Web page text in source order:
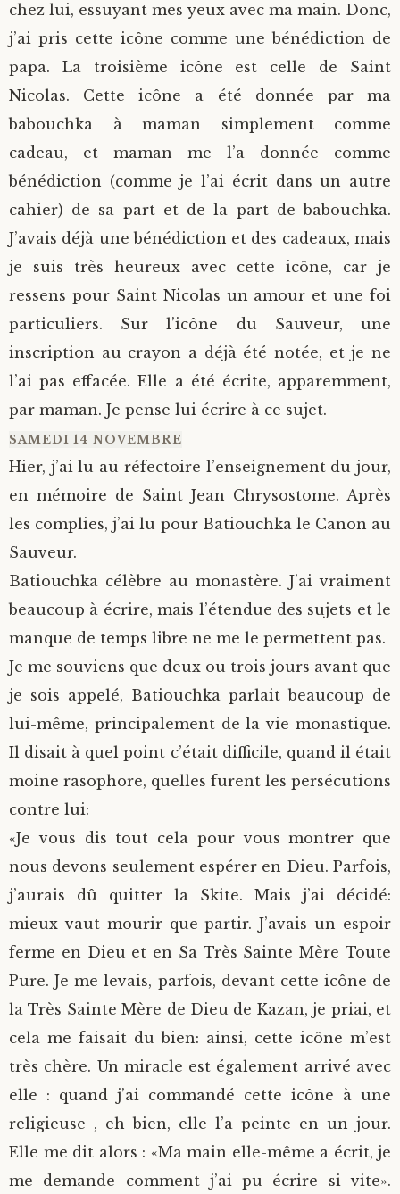
chez lui, essuyant mes yeux avec ma main. Donc,
j’ai pris cette icône comme une bénédiction de
papa. La troisième icône est celle de Saint
Nicolas. Cette icône a été donnée par ma
babouchka à maman simplement comme
cadeau, et maman me l’a donnée comme
bénédiction (comme je l’ai écrit dans un autre
cahier) de sa part et de la part de babouchka.
J’avais déjà une bénédiction et des cadeaux, mais
je suis très heureux avec cette icône, car je
ressens pour Saint Nicolas un amour et une foi
particuliers. Sur l’icône du Sauveur, une
inscription au crayon a déjà été notée, et je ne
l’ai pas effacée. Elle a été écrite, apparemment,
par maman. Je pense lui écrire à ce sujet.
SAMEDI 14 NOVEMBRE
Hier, j’ai lu au réfectoire l’enseignement du jour,
en mémoire de Saint Jean Chrysostome. Après
les complies, j’ai lu pour Batiouchka le Canon au
Sauveur.
Batiouchka célèbre au monastère. J’ai vraiment
beaucoup à écrire, mais l’étendue des sujets et le
manque de temps libre ne me le permettent pas.
Je me souviens que deux ou trois jours avant que
je sois appelé, Batiouchka parlait beaucoup de
lui-même, principalement de la vie monastique.
Il disait à quel point c’était difficile, quand il était
moine rasophore, quelles furent les persécutions
contre lui:
«Je vous dis tout cela pour vous montrer que
nous devons seulement espérer en Dieu. Parfois,
j’aurais dû quitter la Skite. Mais j’ai décidé:
mieux vaut mourir que partir. J’avais un espoir
ferme en Dieu et en Sa Très Sainte Mère Toute
Pure. Je me levais, parfois, devant cette icône de
la Très Sainte Mère de Dieu de Kazan, je priai, et
cela me faisait du bien: ainsi, cette icône m’est
très chère. Un miracle est également arrivé avec
elle : quand j’ai commandé cette icône à une
religieuse , eh bien, elle l’a peinte en un jour.
Elle me dit alors : «Ma main elle-même a écrit, je
me demande comment j’ai pu écrire si vite».